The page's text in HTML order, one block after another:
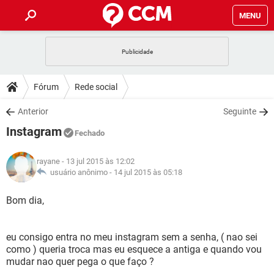
MENU
CELULAR
OUTLOOK
INSTAGRAM
GUIA DE COMPRAS
DICAS
JOGOS
INSTAGRAM
GUIA DE COMPRAS
DOWNLOADS
JOGOS
CELULAR
OUTLOOK EXCEL
INSTAGRAM
FÓRUM
JOGOS
CELULAR
OUTLOOK
GUIA DE COMPRAS
GLOSSÁRIO
JOGOS
OUTLOOK EXCEL
INSTAGRAM GMAIL
Fórum Rede social
Anterior Seguinte
Instagram Fechado
rayane - 13 jul 2015 às 12:02
usuário anônimo - 14 jul 2015 às 05:18
Bom dia,
eu consigo entra no meu instagram sem a senha, ( nao sei
como ) queria troca mas eu esquece a antiga e quando vou
mudar nao quer pega o que faço ?